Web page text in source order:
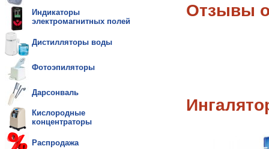
Индикаторы
электромагнитных полей
Дистилляторы воды
Фотоэпиляторы
Дарсонваль
Кислородные
концентраторы
Распродажа
Отзывы